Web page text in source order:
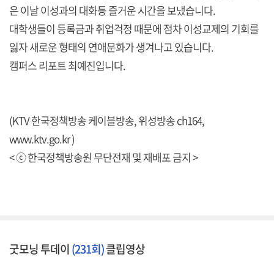
은 이날 이성과의 대화등 즐거운 시간을 보냈습니다.
대학생들이 등록금과 취업걱정 때문에 점차 이성교제의 기회를
잃자 새로운 형태의 연애문화가 생겨나고 있습니다.
캠퍼스 리포트 최예진입니다.
(KTV 한국정책방송 케이블방송, 위성방송 ch164,
www.ktv.go.kr )
< ⓒ 한국정책방송원 무단전재 및 재배포 금지 >
굿모닝 투데이(231회)클립영상